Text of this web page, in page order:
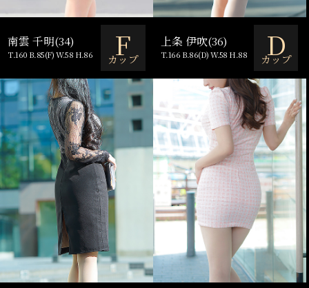
南雲 千明(34)
T.160 B.85(F) W.58 H.86 F
カップ
上条 伊吹(36)
T.166 B.86(D) W.58 H.88 D
カップ